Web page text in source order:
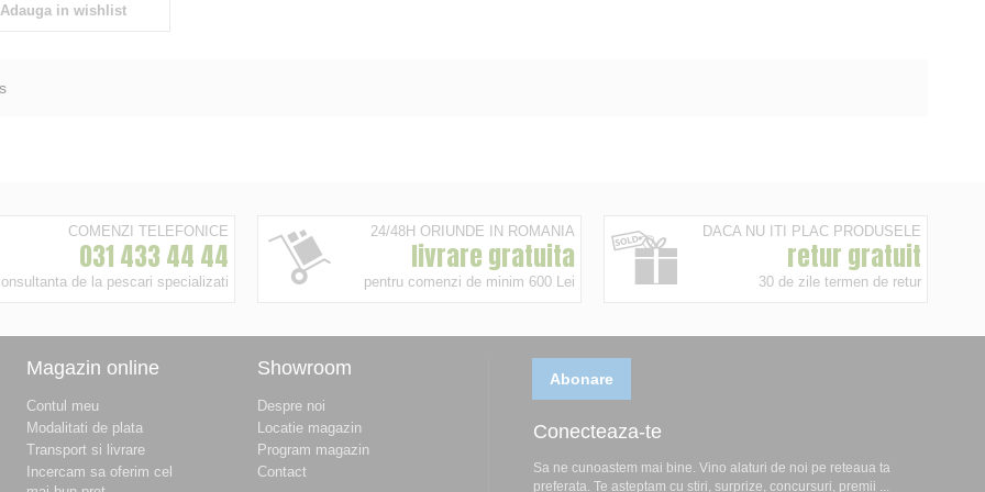
Adauga in wishlist
COMENZI TELEFONICE
031 433 44 44
de la pescari specializati
24/48H ORIUNDE IN ROMANIA
livrare gratuita
pentru comenzi de minim 600 Lei
DACA NU ITI PLAC PRODUSELE
retur gratuit
30 de zile termen de retur
Magazin online
Contul meu
Modalitati de plata
Transport si livrare
Incercam sa oferim cel
Showroom
Despre noi
Locatie magazin
Program magazin
Contact
Abonare
Conecteaza-te
Sa ne cunoastem mai bine. Vino alaturi de noi pe reteaua ta
preferata. Te asteptam cu stiri, surprize, concursuri, premii ...